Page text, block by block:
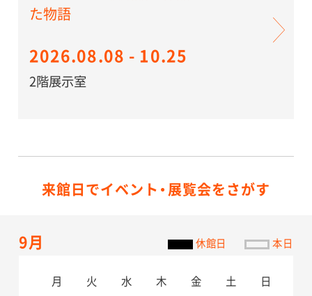
た物語
2026.08.08 - 10.25
2階展示室
来館日でイベント・展覧会をさがす
月 火 水 木 金 土 日
9月 休館日 本日
月 火 水 木 金 土 日